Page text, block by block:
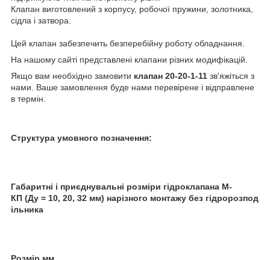
Клапан виготовлений з корпусу, робочої пружини, золотника,
сідла і затвора.
Цей клапан забезпечить безперебійну роботу обладнання.
На нашому сайті представлені клапани різних модифікацій.
Якщо вам необхідно замовити клапан 20-20-1-11 зв'яжіться з
нами. Ваше замовлення буде нами перевірене і відправлене
в термін.
Структура умовного позначення:
Габаритні і приєднувальні розміри гідроклапана М-
КП (Ду = 10, 20, 32 мм) нарізного монтажу без гідророзпод
ільника
Розмір,мм